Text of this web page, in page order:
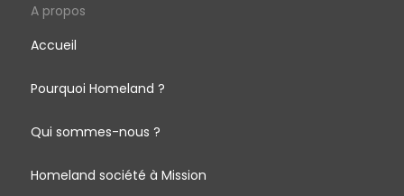
A propos
Accueil
Pourquoi Homeland ?
Qui sommes-nous ?
Homeland société à Mission